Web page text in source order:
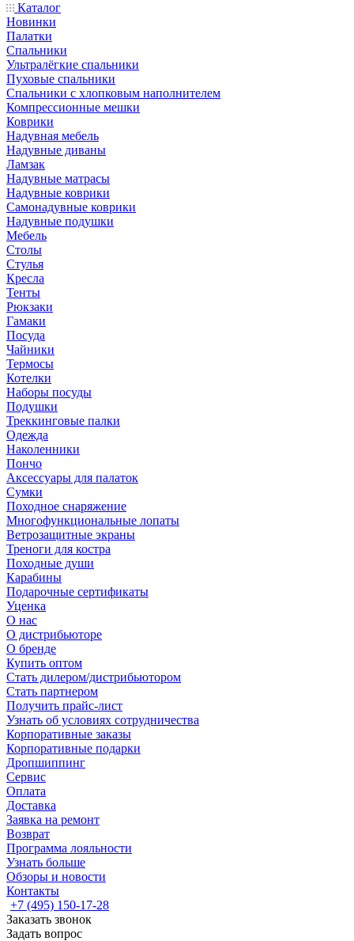
Каталог
Новинки
Палатки
Спальники
Ультралёгкие спальники
Пуховые спальники
Спальники с хлопковым наполнителем
Компрессионные мешки
Коврики
Надувная мебель
Надувные диваны
Ламзак
Надувные матрасы
Надувные коврики
Самонадувные коврики
Надувные подушки
Мебель
Столы
Стулья
Кресла
Тенты
Рюкзаки
Гамаки
Посуда
Чайники
Термосы
Котелки
Наборы посуды
Подушки
Треккинговые палки
Одежда
Наколенники
Пончо
Аксессуары для палаток
Сумки
Походное снаряжение
Многофункциональные лопаты
Ветрозащитные экраны
Треноги для костра
Походные души
Карабины
Подарочные сертификаты
Уценка
О нас
О дистрибьюторе
О бренде
Купить оптом
Стать дилером/дистрибьютором
Стать партнером
Получить прайс-лист
Узнать об условиях сотрудничества
Корпоративные заказы
Корпоративные подарки
Дропшиппинг
Сервис
Оплата
Доставка
Заявка на ремонт
Возврат
Программа лояльности
Узнать больше
Обзоры и новости
Контакты
+7 (495) 150-17-28
Заказать звонок
Задать вопрос